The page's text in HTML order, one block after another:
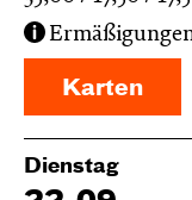
Karten
Dienstag